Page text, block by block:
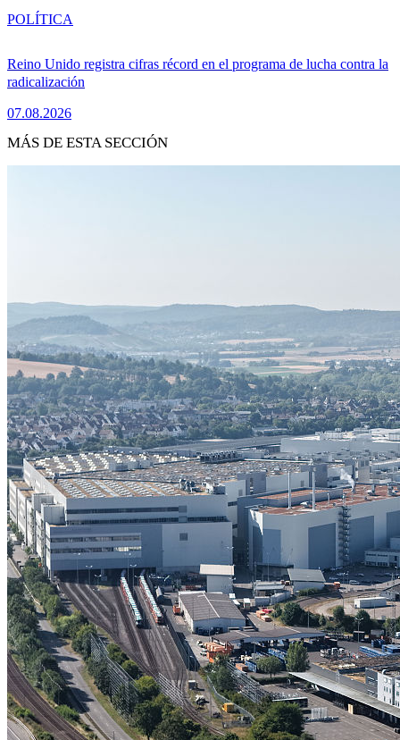
Reino Unido registra cifras récord en el programa de lucha contra la
radicalización
07.08.2026
POLÍTICA
MÁS DE ESTA SECCIÓN